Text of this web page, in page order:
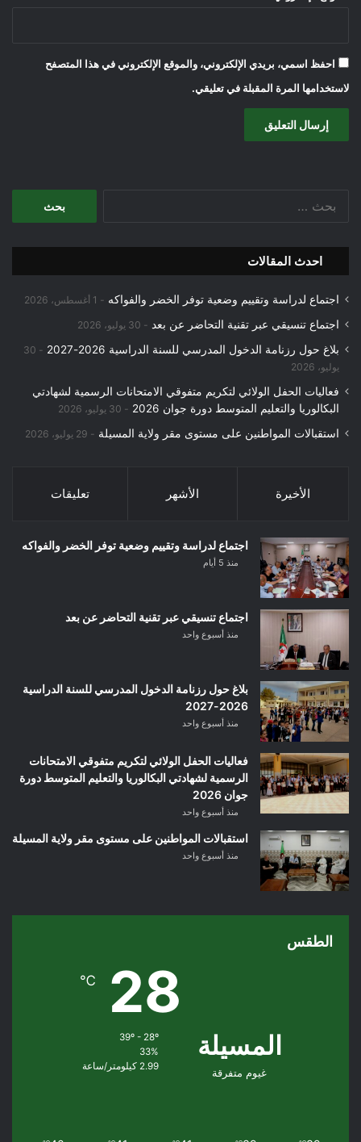
احفظ اسمي، بريدي الإلكتروني، والموقع الإلكتروني في هذا المتصفح
لاستخدامها المرة المقبلة في تعليقي.
احدث المقالات
اجتماع لدراسة وتقييم وضعية توفر الخضر والفواكه 1 أغسطس، 2026
اجتماع تنسيقي عبر تقنية التحاضر عن بعد 30 يوليو، 2026
بلاغ حول رزنامة الدخول المدرسي للسنة الدراسية 2026-2027
30
يوليو، 2026
فعاليات الحفل الولائي لتكريم متفوقي الامتحانات الرسمية لشهادتي
البكالوريا والتعليم المتوسط دورة جوان 2026
30 يوليو، 2026
استقبالات المواطنين على مستوى مقر ولاية المسيلة 29 يوليو، 2026
الأخيرة الأشهر تعليقات
اجتماع لدراسة وتقييم وضعية توفر الخضر والفواكه
منذ 5 أيام
اجتماع تنسيقي عبر تقنية التحاضر عن بعد
منذ أسبوع واحد
بلاغ حول رزنامة الدخول المدرسي للسنة الدراسية
2026-2027
منذ أسبوع واحد
فعاليات الحفل الولائي لتكريم متفوقي الامتحانات
الرسمية لشهادتي البكالوريا والتعليم المتوسط دورة
جوان 2026
منذ أسبوع واحد
استقبالات المواطنين على مستوى مقر ولاية المسيلة
منذ أسبوع واحد
الطقس
المسيلة
غيوم متفرقة
28
℃
39º - 28º
33%
2.99 كيلومتر/ساعة